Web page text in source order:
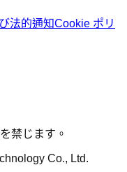
法的通知Cookie ポリ
禁じます。
Co., Ltd.